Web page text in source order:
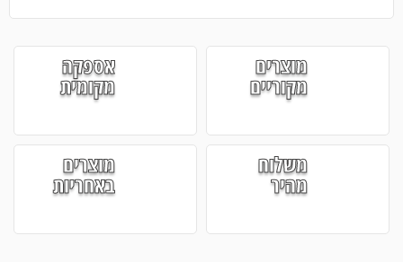
מוצרים
מקוריים
אספקה
מקומית
משלוח
מהיר
מוצרים
באחריות